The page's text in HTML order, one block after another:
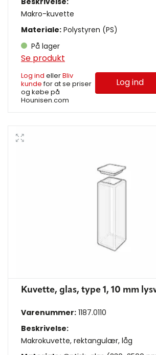
Makro-kuvette
Materiale: Polystyren (PS)
På lager
Se produkt
Log ind ellerBliv
kundefor at se priser
og købe på
Hounisen.com
Log ind
Kuvette, glas, type 1, 10 mm
Varenummer: 1187.0110
Beskrivelse:
Makrokuvette, rektangulær, låg